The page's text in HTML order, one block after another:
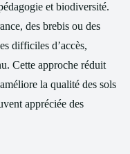
et biodiversité.
des brebis ou des
difficiles d’accès,
Cette approche réduit
la qualité des sols
appréciée des